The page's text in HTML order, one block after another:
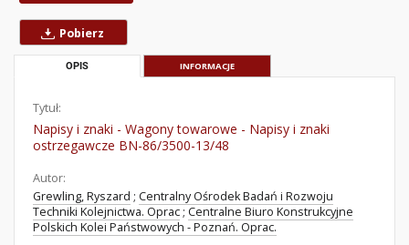
Pobierz
OPIS INFORMACJE
Tytuł:
Napisy i znaki - Wagony towarowe - Napisy i znaki
ostrzegawcze BN-86/3500-13/48
Autor:
Grewling, Ryszard ; Centralny Ośrodek Badań i Rozwoju
Techniki Kolejnictwa. Oprac ; Centralne Biuro Konstrukcyjne
Polskich Kolei Państwowych - Poznań. Oprac.